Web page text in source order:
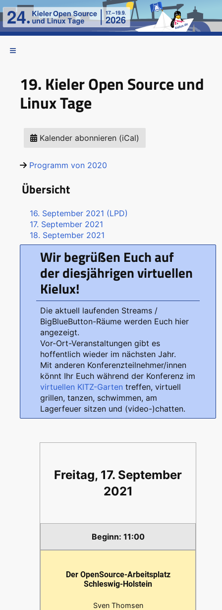
19. Kieler Open Source und
Linux Tage
Kalender abonnieren (iCal)
Programm von 2020
Übersicht
16. September 2021 (LPD)
17. September 2021
18. September 2021
Wir begrüßen Euch auf
der diesjährigen virtuellen
Kielux!
Die aktuell laufenden Streams /
BigBlueButton-Räume werden Euch hier
angezeigt.
Vor-Ort-Veranstaltungen gibt es
hoffentlich wieder im nächsten Jahr.
Mit anderen Konferenzteilnehmer/innen
könnt Ihr Euch während der Konferenz im
virtuellen KITZ-Garten treffen, virtuell
grillen, tanzen, schwimmen, am
Lagerfeuer sitzen und (video-)chatten.
Freitag, 17. September
2021
11:00
Der OpenSource-Arbeitsplatz
Schleswig-Holstein
Sven Thomsen